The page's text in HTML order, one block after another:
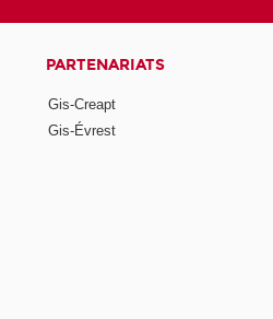
PARTENARIATS
Gis-Creapt
Gis-Évrest